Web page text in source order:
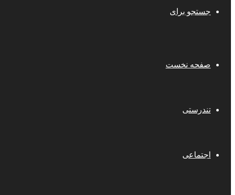
جستجو برای
صفحه نخست
تندرستی
اجتماعی